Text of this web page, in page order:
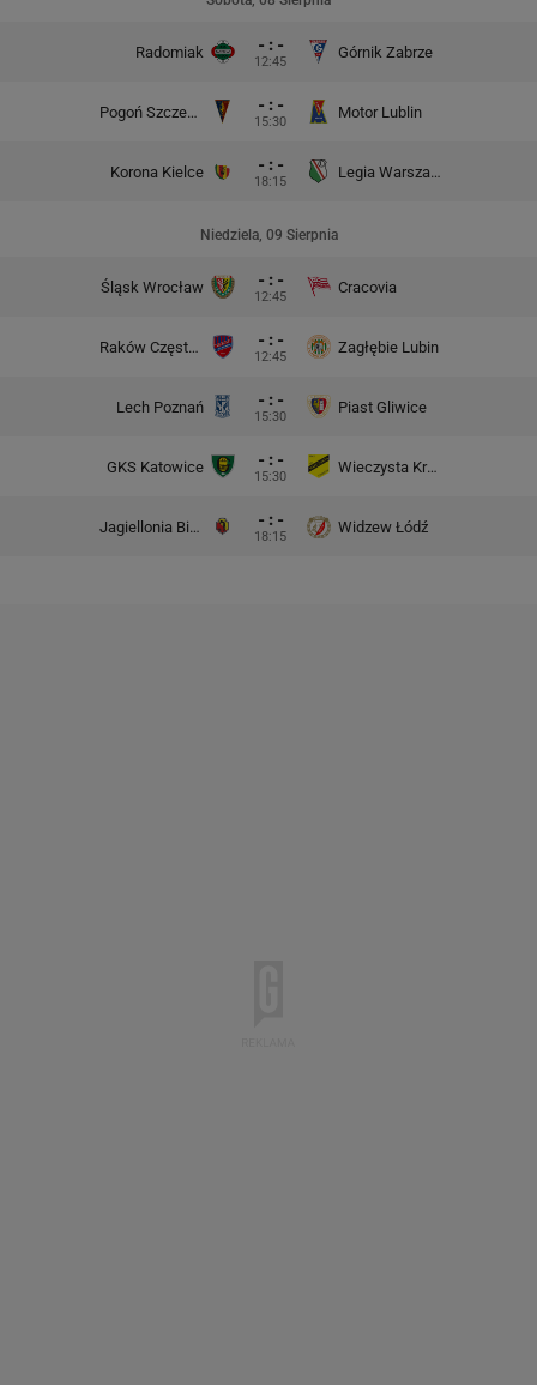
Radomiak - : -
12:45
Górnik Zabrze
Pogoń Szczecin - : -
15:30
Motor Lublin
Korona Kielce - : -
18:15
Legia Warszawa
Niedziela, 09 Sierpnia
Śląsk Wrocław - : -
12:45
Cracovia
Raków Częstochowa - : -
12:45
Zagłębie Lubin
Lech Poznań - : -
15:30
Piast Gliwice
GKS Katowice - : -
15:30
Wieczysta Kraków
Jagiellonia Białystok - : -
18:15
Widzew Łódź